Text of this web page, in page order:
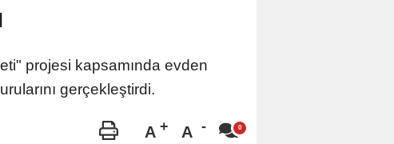
projesi kapsamında evden
gerçekleştirdi.
A A